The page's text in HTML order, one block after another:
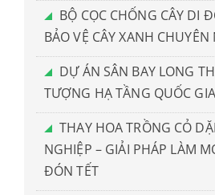
BỘ CỌC CHỐNG CÂY DI
BẢO VỆ CÂY XANH CHUYÊN
DỰ ÁN SÂN BAY LONG
TƯỢNG HẠ TẦNG QUỐC GIA
THAY HOA TRỒNG CỎ
NGHIỆP – GIẢI PHÁP LÀM
ĐÓN TẾT